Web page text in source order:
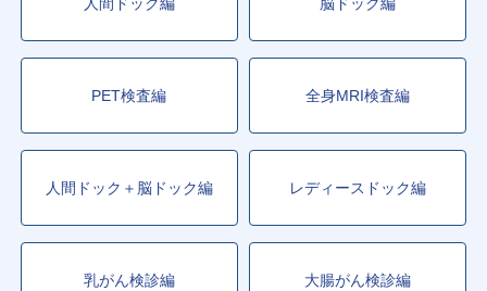
PET検査編 全身MRI検査編
人間ドック＋脳ドック編 レディースドック編
乳がん検診編 大腸がん検診編